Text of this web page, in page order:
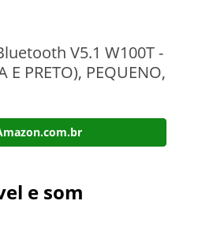
V5.1 W100T -
E PRETO), PEQUENO,
e som